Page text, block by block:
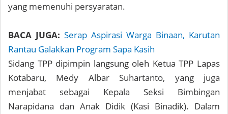
yang memenuhi persyaratan.
BACA JUGA: Serap Aspirasi Warga Binaan, Karutan
Rantau Galakkan Program Sapa Kasih
Sidang TPP dipimpin langsung oleh Ketua TPP Lapas
Kotabaru, Medy Albar Suhartanto, yang juga
menjabat sebagai Kepala Seksi Bimbingan
Narapidana dan Anak Didik (Kasi Binadik). Dalam